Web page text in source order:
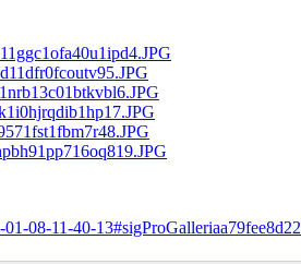
08-11-40-13#sigProGalleriaa79fee8d22